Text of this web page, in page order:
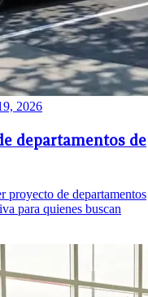
2026
departamentos de
proyecto de departamentos
para quienes buscan